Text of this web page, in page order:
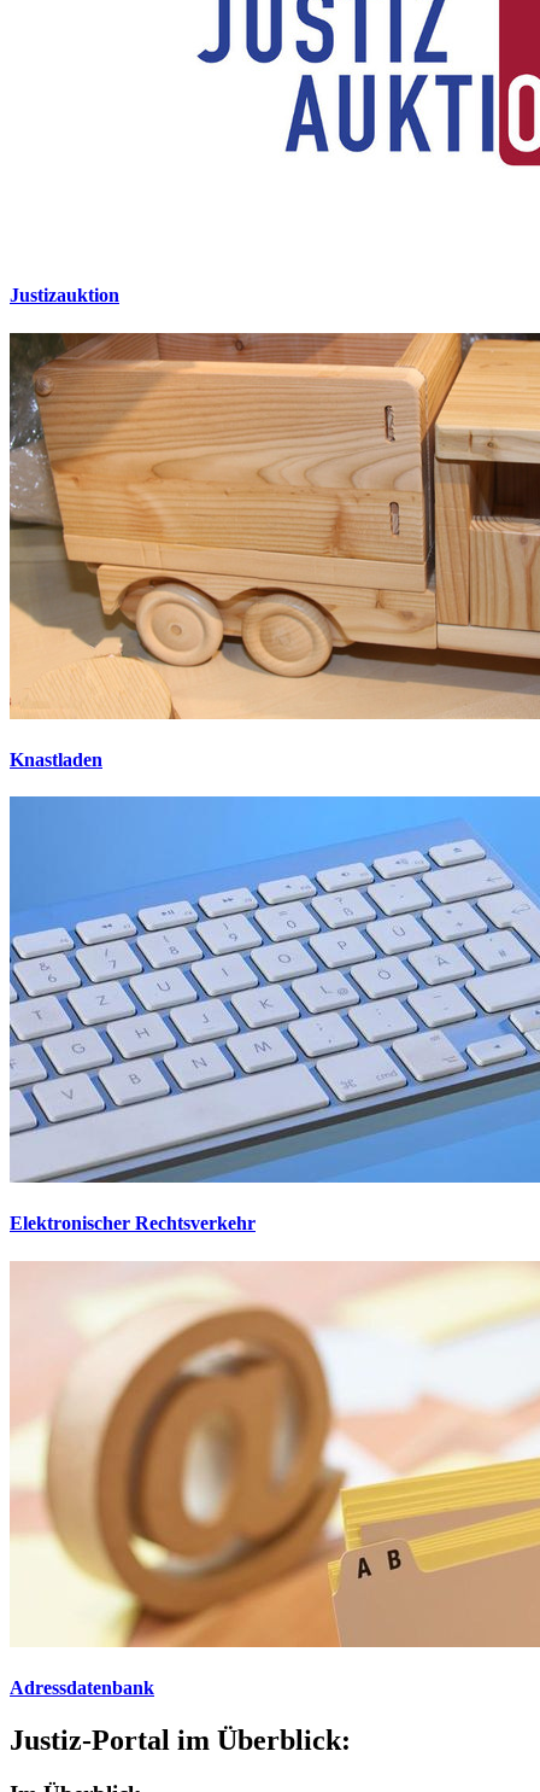
288 Anwärterinnen und Anwärter des Jahrgangs 2024/2026
der Justizvollzugsschule NRW geehrt
RechtSpecial - Schiedsleute helfen Streit schlichten!
Justizauktion
Knastladen
Elektronischer Rechtsverkehr
Adressdatenbank
Justiz-Portal im Überblick: